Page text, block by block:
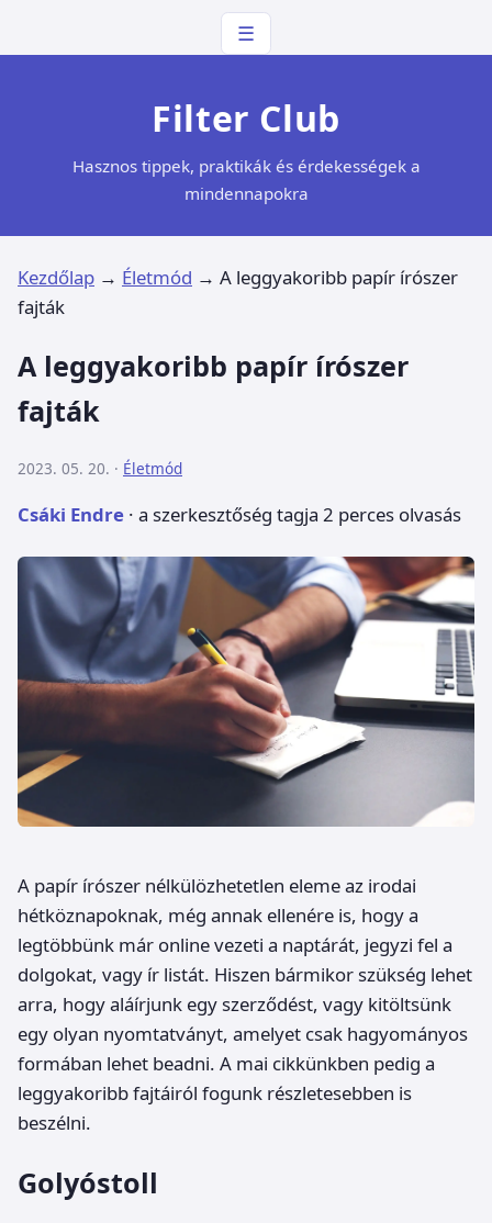
☰
Filter Club
Hasznos tippek, praktikák és érdekességek a
mindennapokra
Kezdőlap → Életmód → A leggyakoribb papír írószer
fajták
A leggyakoribb papír írószer
fajták
2023. 05. 20. · Életmód
Csáki Endre · a szerkesztőség tagja 2 perces olvasás
A papír írószer nélkülözhetetlen eleme az irodai
hétköznapoknak, még annak ellenére is, hogy a
legtöbbünk már online vezeti a naptárát, jegyzi fel a
dolgokat, vagy ír listát. Hiszen bármikor szükség lehet
arra, hogy aláírjunk egy szerződést, vagy kitöltsünk
egy olyan nyomtatványt, amelyet csak hagyományos
formában lehet beadni. A mai cikkünkben pedig a
leggyakoribb fajtáiról fogunk részletesebben is
beszélni.
Golyóstoll